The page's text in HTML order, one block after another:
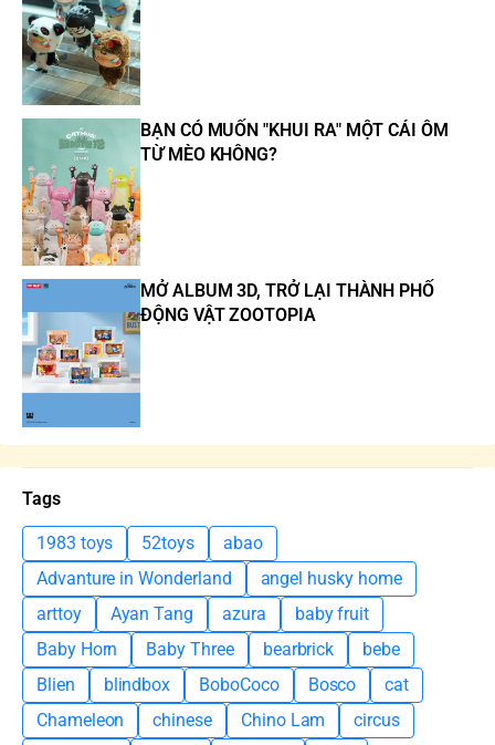
BẠN CÓ MUỐN "KHUI RA" MỘT CÁI ÔM
TỪ MÈO KHÔNG?
MỞ ALBUM 3D, TRỞ LẠI THÀNH PHỐ
ĐỘNG VẬT ZOOTOPIA
Tags
1983 toys 52toys
abao
Advanture in Wonderland
angel husky home
arttoy
Ayan Tang azura
baby fruit
Baby Horn
Baby Three bearbrick
bebe
Blien
blindbox BoboCoco Bosco
cat
Chameleon
chinese Chino Lam circus